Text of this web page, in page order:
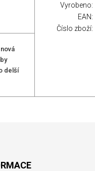
delší
Vyrobeno:
EAN:
Číslo zboží: